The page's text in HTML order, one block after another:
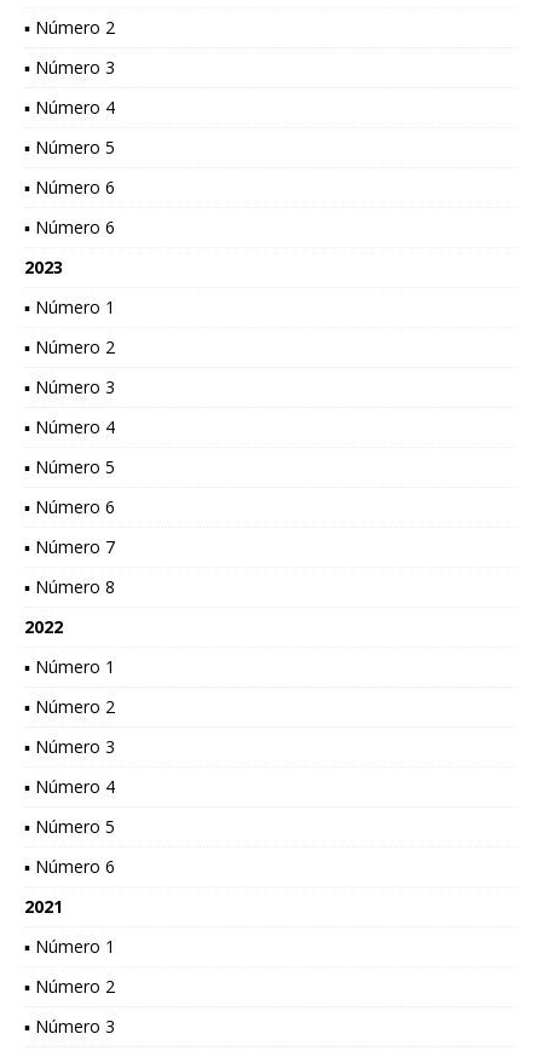
▪ Número 2
▪ Número 3
▪ Número 4
▪ Número 5
▪ Número 6
▪ Número 6
2023
▪ Número 1
▪ Número 2
▪ Número 3
▪ Número 4
▪ Número 5
▪ Número 6
▪ Número 7
▪ Número 8
2022
▪ Número 1
▪ Número 2
▪ Número 3
▪ Número 4
▪ Número 5
▪ Número 6
2021
▪ Número 1
▪ Número 2
▪ Número 3